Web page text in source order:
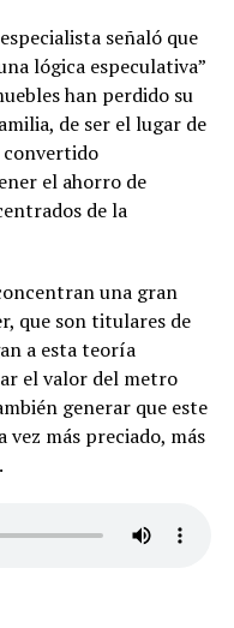
señaló que
lógica especulativa”
han perdido su
de ser el lugar de
convertido
el ahorro de
de la
una gran
que son titulares de
a esta teoría
el valor del metro
generar que este
vez más preciado, más